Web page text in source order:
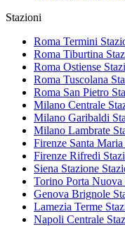
Stazioni
Roma Termini
Roma Tiburtina
Roma Ostiense
Roma Tuscolana
Roma San Pietro
Milano Centrale
Milano Garibaldi
Milano Lambrate
Firenze Santa
Firenze Rifredi
Siena Stazione
Torino Porta Nuova
Genova Brignole
Lamezia Terme
Napoli Centrale